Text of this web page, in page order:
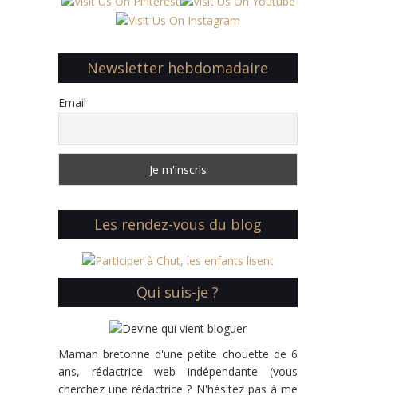
Newsletter hebdomadaire
Email
Les rendez-vous du blog
Qui suis-je ?
Maman bretonne d'une petite chouette de 6
ans, rédactrice web indépendante (vous
cherchez une rédactrice ? N'hésitez pas à me